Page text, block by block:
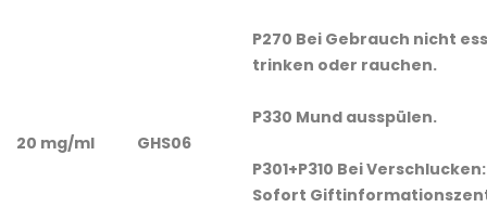
20 mg/ml GHS06
P270 Bei Gebrauch nicht
trinken oder rauchen.
P330 Mund ausspülen.
P301+P310 Bei Verschlucken:
Sofort